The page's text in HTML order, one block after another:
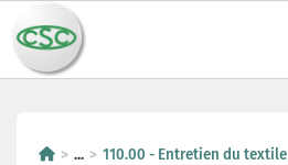
... 110.00 - Entretien du textile